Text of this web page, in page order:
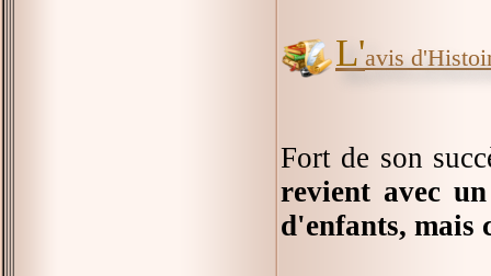
L'avis
Fort de son
revient avec
d'enfants, mais